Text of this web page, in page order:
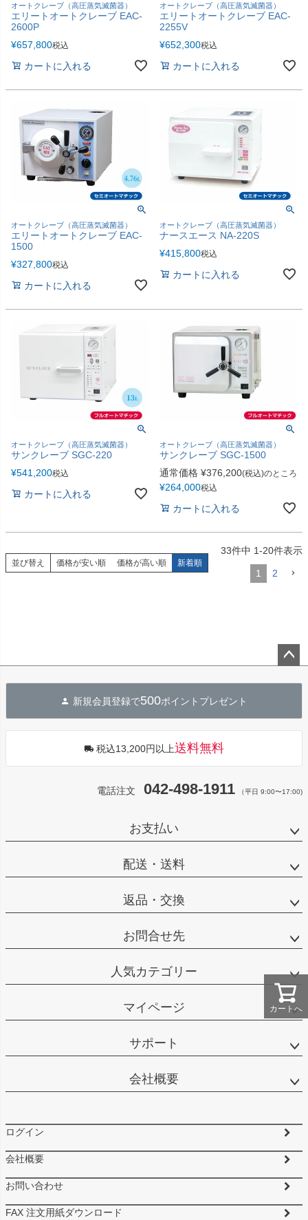
オートクレーブ（高圧蒸気滅菌器）
エリートオートクレーブ EAC-
2600P
¥657,800税込
カートに入れる
オートクレーブ（高圧蒸気滅菌器）
エリートオートクレーブ EAC-
2255V
¥652,300税込
カートに入れる
オートクレーブ（高圧蒸気滅菌器）
エリートオートクレーブ EAC-
1500
¥327,800税込
カートに入れる
オートクレーブ（高圧蒸気滅菌器）
ナースエース NA-220S
¥415,800税込
カートに入れる
オートクレーブ（高圧蒸気滅菌器）
サンクレーブ SGC-220
¥541,200税込
カートに入れる
オートクレーブ（高圧蒸気滅菌器）
サンクレーブ SGC-1500
通常価格 ¥376,200(税込)のところ
¥264,000税込
カートに入れる
並び替え 価格が安い順 価格が高い順 新着順
33件中 1-20件表示
1 2
カートへ
へ
新規会員登録で500ポイントプレゼント
税込13,200円以上送料無料
電話注文 042-498-1911 （平日 9:00〜17:00)
お支払い
配送・送料
返品・交換
お問合せ先
人気カテゴリー
マイページ
サポート
会社概要
ログイン
会社概要
お問い合わせ
FAX 注文用紙ダウンロード